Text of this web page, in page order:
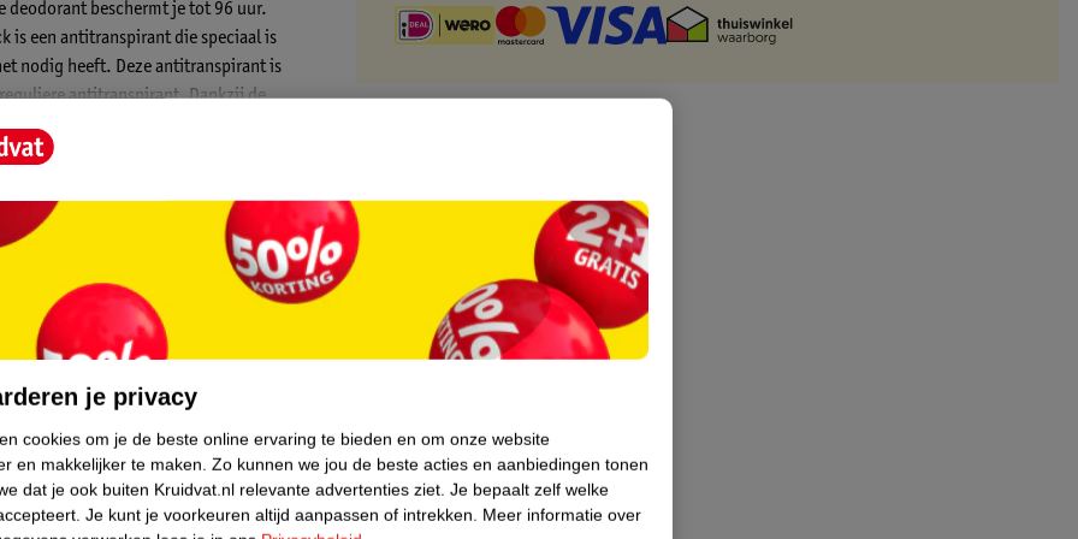
deodorant beschermt je tot 96 uur.
is een antitranspirant die speciaal is
nodig heeft. Deze antitranspirant is
antitranspirant. Dankzij de
transpiratie en ongewenste
geeft je het zelfvertrouwen om elke dag
zorgen over zweet. Zo ga je weer vol
Dry Antitranspirant Stick:
Antitranspirant Stick?
je privacy
cookies om je de beste online ervaring te bieden en om onze website
en makkelijker te maken. Zo kunnen we jou de beste acties en aanbiedingen tonen
dat je ook buiten Kruidvat.nl relevante advertenties ziet. Je bepaalt zelf welke
Je kunt je voorkeuren altijd aanpassen of intrekken. Meer informatie over